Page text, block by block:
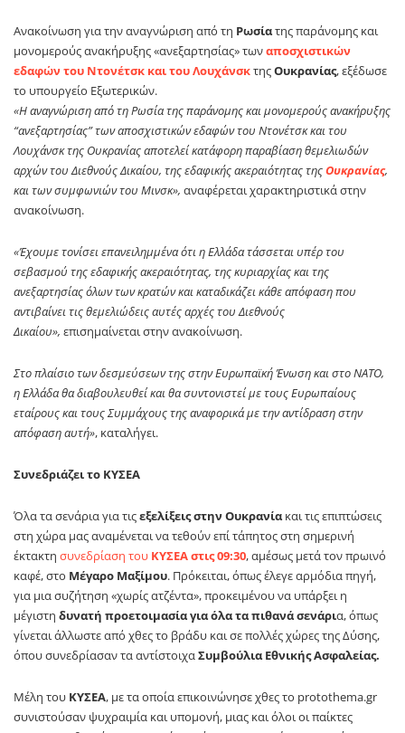
Ανακοίνωση για την αναγνώριση από τη Ρωσίατης παράνομης και
μονομερούς ανακήρυξης «ανεξαρτησίας» τωναποσχιστικών
εδαφών του Ντονέτσκ και του ΛουχάνσκτηςΟυκρανίας, εξέδωσε
το υπουργείο Εξωτερικών.
«Η αναγνώριση από τη Ρωσία της παράνομης και μονομερούς ανακήρυξης
“ανεξαρτησίας” των αποσχιστικών εδαφών του Ντονέτσκ και του
Λουχάνσκ της Ουκρανίας αποτελεί κατάφορη παραβίαση θεμελιωδών
αρχών του Διεθνούς Δικαίου, της εδαφικής ακεραιότητας τηςΟυκρανίας,
και των συμφωνιών του Μινσκ», αναφέρεται χαρακτηριστικά στην
ανακοίνωση.
«Έχουμε τονίσει επανειλημμένα ότι η Ελλάδα τάσσεται υπέρ του
σεβασμού της εδαφικής ακεραιότητας, της κυριαρχίας και της
ανεξαρτησίας όλων των κρατών και καταδικάζει κάθε απόφαση που
αντιβαίνει τις θεμελιώδεις αυτές αρχές του Διεθνούς
Δικαίου», επισημαίνεται στην ανακοίνωση.
Στο πλαίσιο των δεσμεύσεων της στην Ευρωπαϊκή Ένωση και στο ΝΑΤΟ,
η Ελλάδα θα διαβουλευθεί και θα συντονιστεί με τους Ευρωπαίους
εταίρους και τους Συμμάχους της αναφορικά με την αντίδραση στην
απόφαση αυτή», καταλήγει.
Συνεδριάζει το ΚΥΣΕΑ
Όλα τα σενάρια για τιςεξελίξεις στην Ουκρανία και τις επιπτώσεις
στη χώρα μας αναμένεται να τεθούν επί τάπητος στη σημερινή
έκτακτη συνεδρίαση του ΚΥΣΕΑ στις 09:30, αμέσως μετά τον πρωινό
καφέ, στο Μέγαρο Μαξίμου. Πρόκειται, όπως έλεγε αρμόδια πηγή,
για μια συζήτηση «χωρίς ατζέντα», προκειμένου να υπάρξει η
μέγιστη δυνατή προετοιμασία για όλα τα πιθανά σενάρια, όπως
γίνεται άλλωστε από χθες το βράδυ και σε πολλές χώρες της Δύσης,
όπου συνεδρίασαν τα αντίστοιχαΣυμβούλια Εθνικής Ασφαλείας.
Μέλη του ΚΥΣΕΑ, με τα οποία επικοινώνησε χθες το protothema.gr
συνιστούσαν ψυχραιμία και υπομονή, μιας και όλοι οι παίκτες